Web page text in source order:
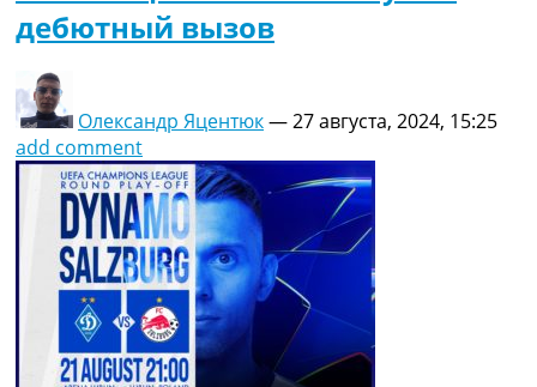
дебютный вызов
Олександр Яцентюк—27 августа, 2024, 15:25
add comment